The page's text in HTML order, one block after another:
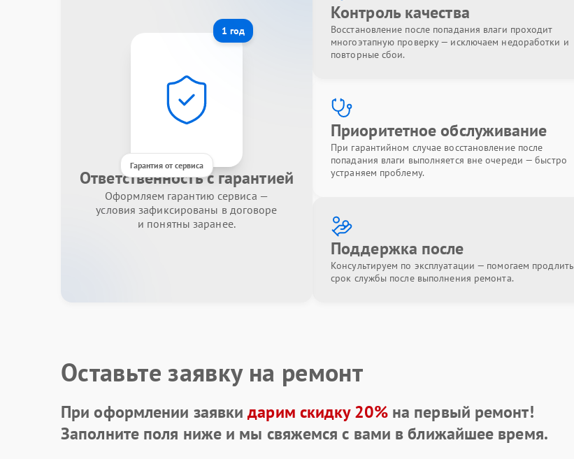
1 год
Гарантия от сервиса
Ответственность с гарантией
Оформляем гарантию сервиса —
условия зафиксированы в договоре
и понятны заранее.
Контроль качества
Восстановление после попадания влаги проходит
многоэтапную проверку — исключаем недоработки и
повторные сбои.
Приоритетное обслуживание
При гарантийном случае восстановление после
попадания влаги выполняется вне очереди — быстро
устраняем проблему.
Поддержка после
Консультируем по эксплуатации — помогаем продлить
срок службы после выполнения ремонта.
Оставьте заявку на ремонт
При оформлении заявкидарим скидку 20%на первый ремонт!
Заполните поля ниже и мы свяжемся с вами в ближайшее время.